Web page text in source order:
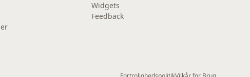
Widgets
Feedback